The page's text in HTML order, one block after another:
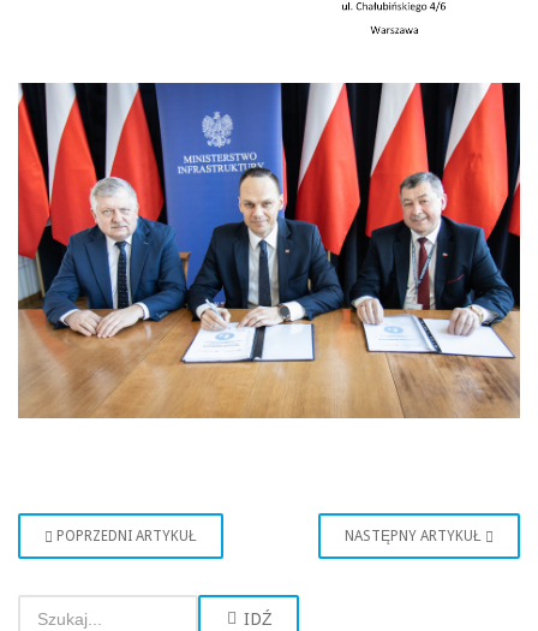
POPRZEDNI ARTYKUŁ NASTĘPNY ARTYKUŁ
IDŹ